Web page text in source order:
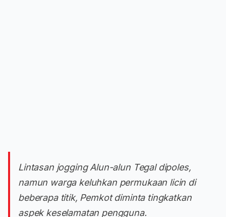
Lintasan jogging Alun-alun Tegal dipoles,
namun warga keluhkan permukaan licin di
beberapa titik, Pemkot diminta tingkatkan
aspek keselamatan pengguna.